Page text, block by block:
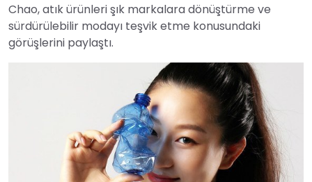
Chao, atık ürünleri şık markalara dönüştürme ve
sürdürülebilir modayı teşvik etme konusundaki
görüşlerini paylaştı.